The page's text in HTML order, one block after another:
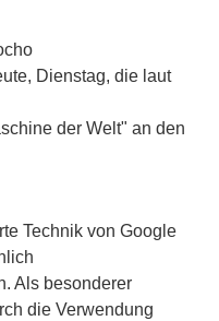
Dienstag, die laut
der Welt" an den
Technik von Google
Als besonderer
die Verwendung